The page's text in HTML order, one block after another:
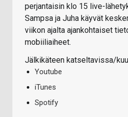
perjantaisin klo 15 live-
Sampsa ja Juha käyvät
viikon ajalta ajankohtaiset
mobiiliaiheet.
Jälkikäteen katseltavissa/
Youtube
iTunes
Spotify